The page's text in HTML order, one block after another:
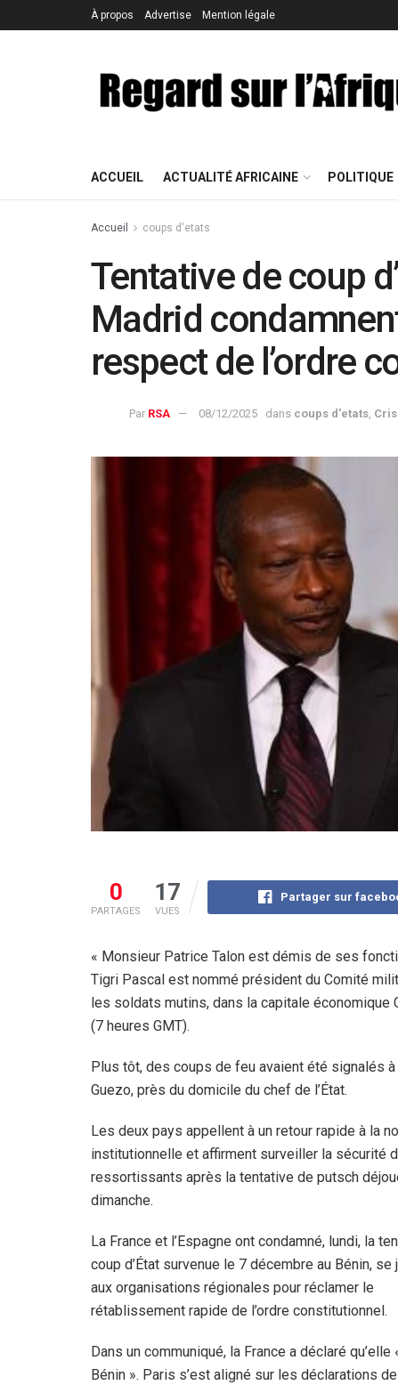
À propos Advertise Mention légale
ACCUEIL ACTUALITÉ AFRICAINE POLITIQUE
Accueil coups d'etats
Tentative de coup
Madrid
respect de l’ordre
Par RSA 08/12/2025 dans coups d'etats
0
PARTAGES
17
VUES
Partager sur
« Monsieur Patrice Talon est démis de ses
Tigri Pascal est nommé président du Comité
les soldats mutins, dans la capitale
(7 heures GMT).
Plus tôt, des coups de feu avaient été signalés à
Guezo, près du domicile du chef de l’État.
Les deux pays appellent à un retour rapide à la
institutionnelle et affirment surveiller la sécurité
ressortissants après la tentative de putsch
dimanche.
La France et l’Espagne ont condamné, lundi, la
coup d’État survenue le 7 décembre au Bénin, se
aux organisations régionales pour réclamer le
rétablissement rapide de l’ordre constitutionnel.
Dans un communiqué, la France a déclaré
Bénin ». Paris s’est aligné sur les déclarations